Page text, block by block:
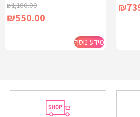
₪
₪1,100.00
₪550.00
מידע נוסף